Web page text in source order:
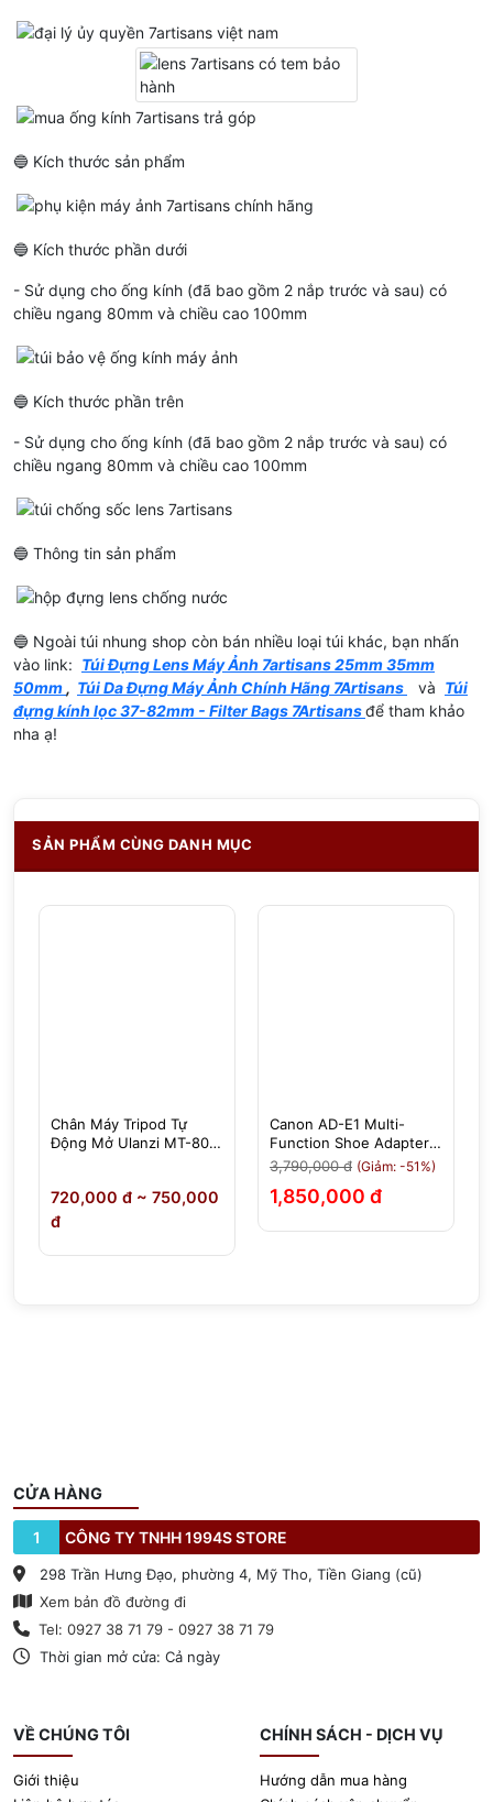
🔵 Kích thước sản phẩm
🔵 Kích thước phần dưới
- Sử dụng cho ống kính (đã bao gồm 2 nắp trước và sau) có
chiều ngang 80mm và chiều cao 100mm
🔵 Kích thước phần trên
- Sử dụng cho ống kính (đã bao gồm 2 nắp trước và sau) có
chiều ngang 80mm và chiều cao 100mm
🔵 Thông tin sản phẩm
🔵 Ngoài túi nhung shop còn bán nhiều loại túi khác, bạn nhấn
vào link: Túi Đựng Lens Máy Ảnh 7artisans 25mm 35mm
50mm , Túi Da Đựng Máy Ảnh Chính Hãng 7Artisans và Túi
đựng kính lọc 37-82mm - Filter Bags 7Artisansđể tham khảo
nha ạ!
SẢN PHẨM CÙNG DANH MỤC
Chân Máy Tripod Tự
Động Mở Ulanzi MT-80 -
720,000 đ ~ 750,000
đ
Canon AD-E1 Multi-
Function Shoe Adapter -
Chính Hãng
3,790,000 đ (Giảm: -51%)
1,850,000 đ
CỬA HÀNG
1 CÔNG TY TNHH 1994S STORE
298 Trần Hưng Đạo, phường 4, Mỹ Tho, Tiền Giang (cũ)
Xem bản đồ đường đi
Tel: 0927 38 71 79 - 0927 38 71 79
Thời gian mở cửa: Cả ngày
VỀ CHÚNG TÔI
Giới thiệu
CHÍNH SÁCH - DỊCH VỤ
Hướng dẫn mua hàng